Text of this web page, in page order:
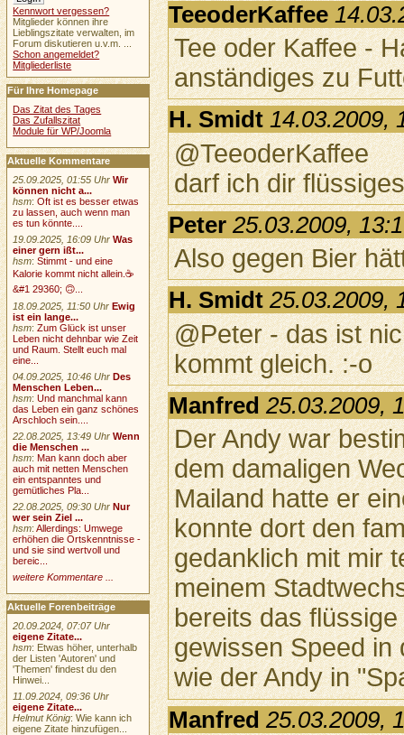
TeeoderKaffee
Tee oder Kaffee -
anständiges zu
H. Smidt 14.03.2009,
@TeeoderKaffee
darf ich dir
Peter 25.03.2009,
Also gegen Bier
H. Smidt 25.03.2009,
@Peter - das ist
kommt gleich. :-o
Manfred 25.03.2009,
Der Andy war
dem damaligen
Mailand hatte er
konnte dort den
gedanklich mit mir
meinem
bereits das
gewissen Speed in
wie der Andy in
Manfred 25.03.2009,
Kennwort vergessen?
Mitglieder können ihre
Lieblingszitate verwalten, im
Forum diskutieren u.v.m. ...
Schon angemeldet?
Mitgliederliste
Für Ihre Homepage
Das Zitat des Tages
Das Zufallszitat
Module für WP/Joomla
Aktuelle Kommentare
25.09.2025, 01:55 Uhr Wir
können nicht a...
hsm:Oft ist es besser etwas
zu lassen, auch wenn man
es tun könnte....
19.09.2025, 16:09 Uhr Was
einer gern ißt...
hsm:Stimmt - und eine
Kalorie kommt nicht allein.☕
&#1 29360; 🙃...
18.09.2025, 11:50 Uhr Ewig
ist ein lange...
hsm:Zum Glück ist unser
Leben nicht dehnbar wie Zeit
und Raum. Stellt euch mal
eine...
04.09.2025, 10:46 Uhr Des
Menschen Leben...
hsm:Und manchmal kann
das Leben ein ganz schönes
Arschloch sein....
22.08.2025, 13:49 Uhr Wenn
die Menschen ...
hsm:Man kann doch aber
auch mit netten Menschen
ein entspanntes und
gemütliches Pla...
22.08.2025, 09:30 Uhr Nur
wer sein Ziel ...
hsm:Allerdings: Umwege
erhöhen die Ortskenntnisse -
und sie sind wertvoll und
bereic...
weitere Kommentare ...
Aktuelle Forenbeiträge
20.09.2024, 07:07 Uhr
eigene Zitate...
hsm: Etwas höher, unterhalb
der Listen 'Autoren' und
'Themen' findest du den
Hinwei...
11.09.2024, 09:36 Uhr
eigene Zitate...
Helmut König: Wie kann ich
eigene Zitate hinzufügen...